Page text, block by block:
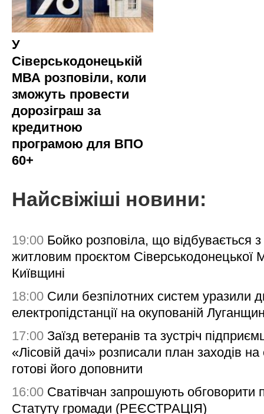
У
Сіверськодонецькій
МВА розповіли, коли
зможуть провести
дорозіграш за
кредитною
програмою для ВПО
60+
Найсвіжіші новини:
19:00 Бойко розповіла, що відбувається з
житловим проєктом Сіверськодонецької
Київщині
18:00 Сили безпілотних систем уразили
електропідстанції на окупованій
17:00 Заїзд ветеранів та зустріч
«Лісовій дачі» розписали план заходів на
готові його доповнити
16:00 Сватівчан запрошують обговорити
Статуту громади (РЕЄСТРАЦІЯ)